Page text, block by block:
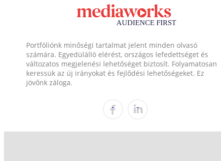
Portfóliónk minőségi tartalmat jelent minden olvasó
számára. Egyedülálló elérést, országos lefedettséget és
változatos megjelenési lehetőséget biztosít. Folyamatosan
keressük az új irányokat és fejlődési lehetőségeket. Ez
jövőnk záloga.